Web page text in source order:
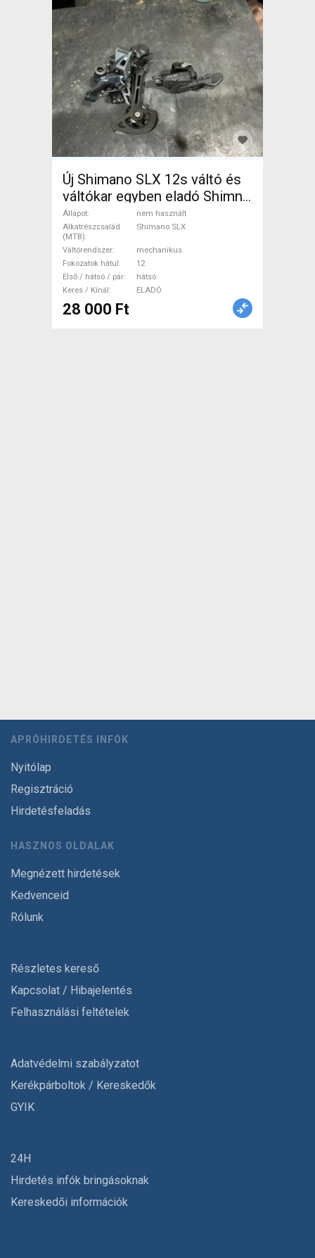
Új Shimano SLX 12s váltó és
váltókar egyben eladó Shimno
SLX 7100 Mountain Bike
Alkatrész, MTB Váltó /
Váltószett nem használt
ELADÓ
Állapot
nem használt
Alkatrészcsalád
(MTB)
Shimano SLX
Váltórendszer
mechanikus
Fokozatok hátul
12
Első / hátsó / pár
hátsó
Keres / Kínál
ELADÓ
28 000 Ft
APRÓHIRDETÉS INFÓK
Nyitólap
Regisztráció
Hirdetésfeladás
HASZNOS OLDALAK
Megnézett hirdetések
Kedvenceid
Rólunk
Részletes kereső
Kapcsolat / Hibajelentés
Felhasználási feltételek
Adatvédelmi szabályzatot
Kerékpárboltok / Kereskedők
GYIK
24H
Hirdetés infók bringásoknak
Kereskedői információk